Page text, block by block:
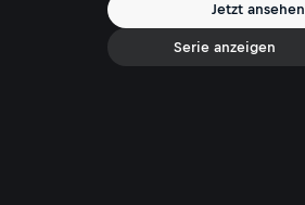
Jetzt ansehen
Serie anzeigen